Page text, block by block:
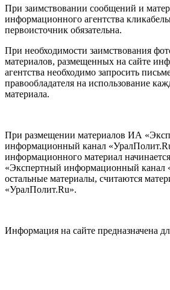
При заимствовании сообщений и
информационного агентства
первоисточник обязательна.
При необходимости заимствования
материалов, размещенных на сайте
агентства необходимо запросить
правообладателя на использование
материала.
При размещении материалов ИА
информационный канал
информационного материал
«Экспертный информационный канал
остальные материалы, считаются
«УралПолит.Ru».
Информация на сайте предназначена